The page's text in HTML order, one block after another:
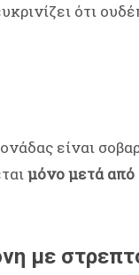
ότι
είναι
μόνο μετά
με